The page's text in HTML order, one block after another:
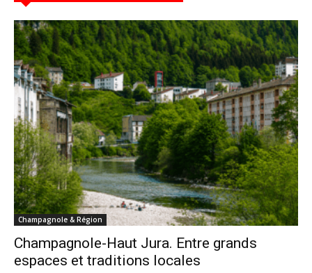
Champagnole & Région
Champagnole-Haut Jura. Entre grands
espaces et traditions locales